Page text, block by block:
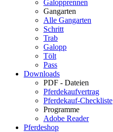
Galopprennen
Gangarten
Alle Gangarten
Schritt
Trab
Galopp
Tölt
Pass
Downloads
PDF - Dateien
Pferdekaufvertrag
Pferdekauf-Checkliste
Programme
Adobe Reader
Pferdeshop